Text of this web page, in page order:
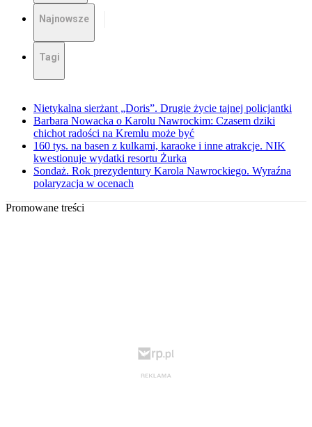
Najnowsze
Tagi
Nietykalna sierżant „Doris”. Drugie życie tajnej policjantki
Barbara Nowacka o Karolu Nawrockim: Czasem dziki
chichot radości na Kremlu może być
160 tys. na basen z kulkami, karaoke i inne atrakcje. NIK
kwestionuje wydatki resortu Żurka
Sondaż. Rok prezydentury Karola Nawrockiego. Wyraźna
polaryzacja w ocenach
Promowane treści